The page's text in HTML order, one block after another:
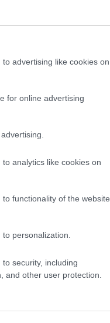
advertising like cookies on
for online advertising
analytics like cookies on
functionality of the website
personalization.
security, including
and other user protection.